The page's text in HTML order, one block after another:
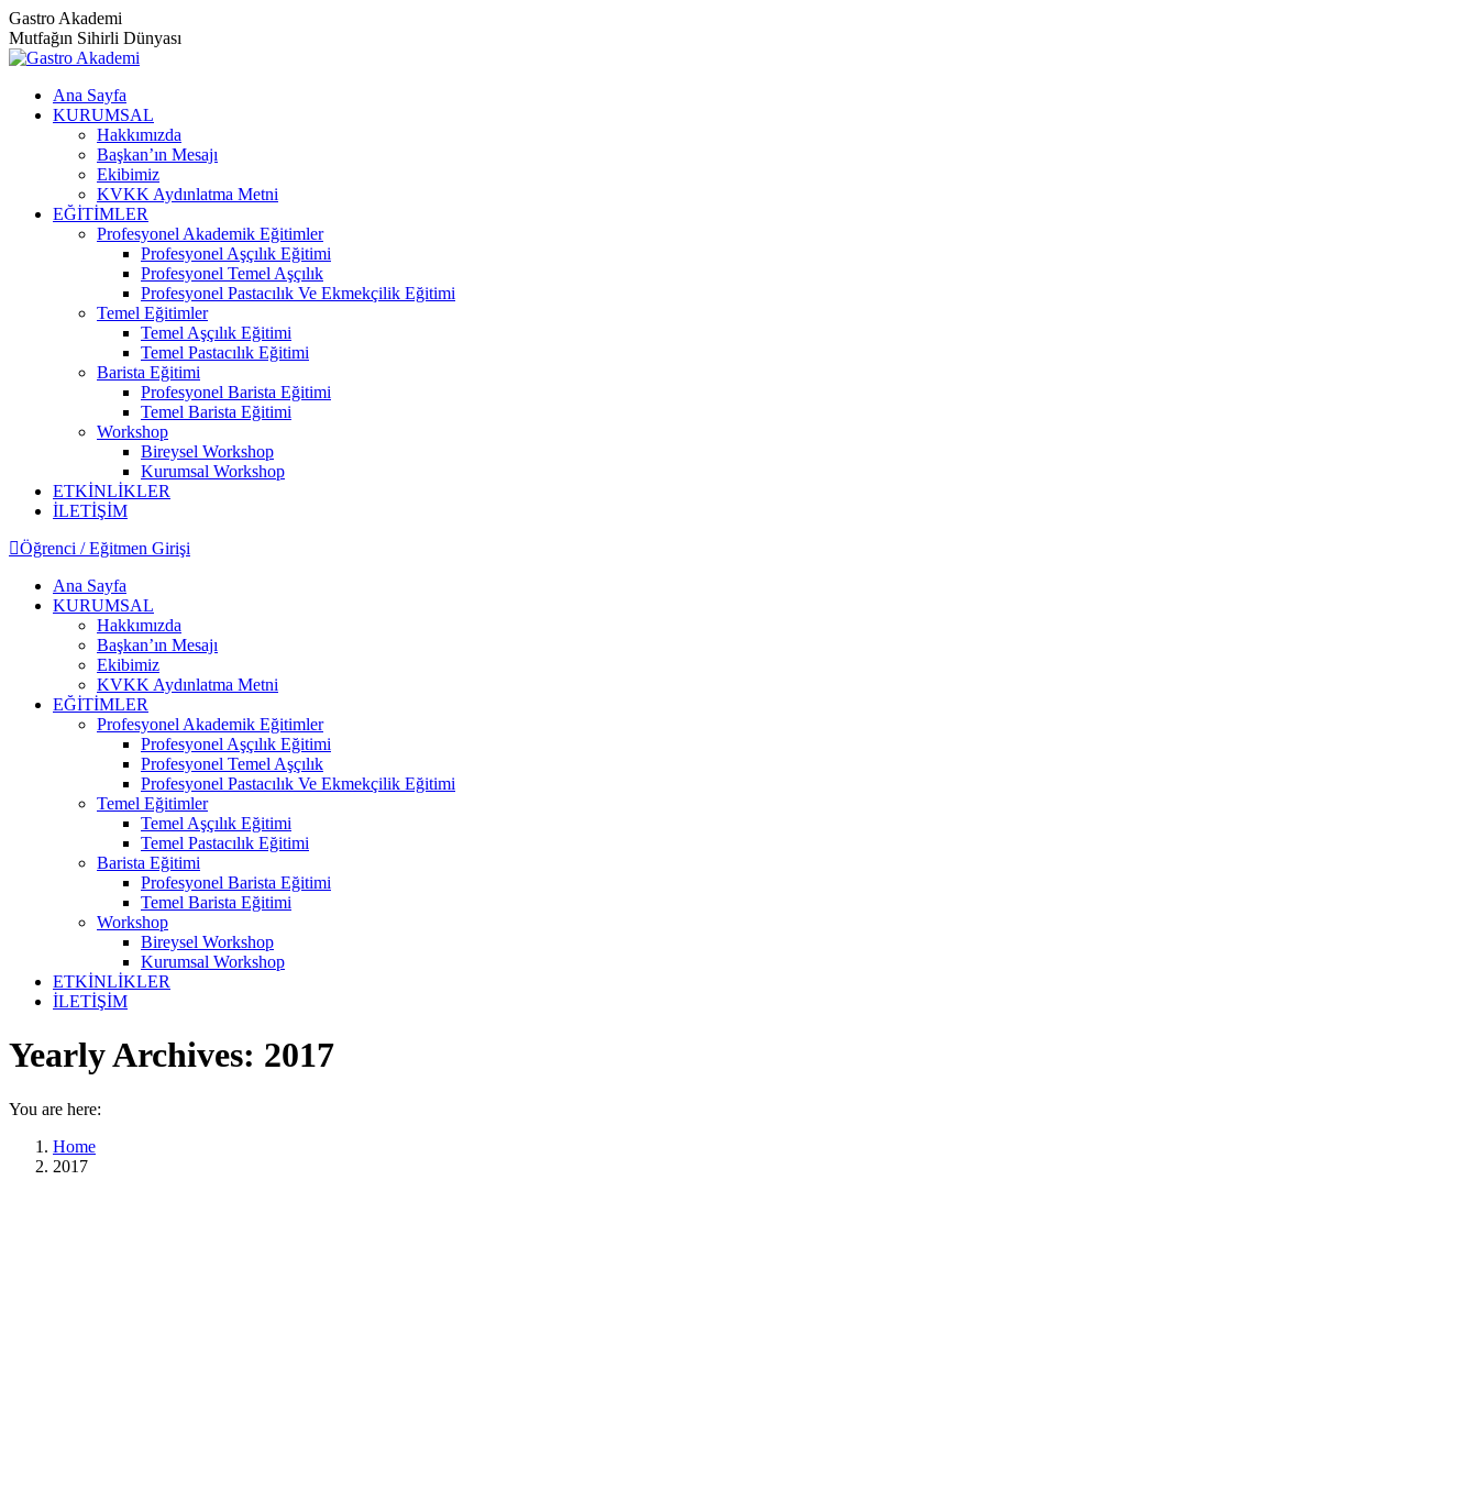
Skip
to
content
Gastro Akademi
Mutfağın Sihirli Dünyası
Ana Sayfa
KURUMSAL
Hakkımızda
Başkan’ın Mesajı
Ekibimiz
KVKK Aydınlatma Metni
EĞİTİMLER
Profesyonel Akademik Eğitimler
Profesyonel Aşçılık Eğitimi
Profesyonel Temel Aşçılık
Profesyonel Pastacılık Ve Ekmekçilik Eğitimi
Temel Eğitimler
Temel Aşçılık Eğitimi
Temel Pastacılık Eğitimi
Barista Eğitimi
Profesyonel Barista Eğitimi
Temel Barista Eğitimi
Workshop
Bireysel Workshop
Kurumsal Workshop
ETKİNLİKLER
İLETİŞİM
Öğrenci / Eğitmen Girişi
Ana Sayfa
KURUMSAL
Hakkımızda
Başkan’ın Mesajı
Ekibimiz
KVKK Aydınlatma Metni
EĞİTİMLER
Profesyonel Akademik Eğitimler
Profesyonel Aşçılık Eğitimi
Profesyonel Temel Aşçılık
Profesyonel Pastacılık Ve Ekmekçilik Eğitimi
Temel Eğitimler
Temel Aşçılık Eğitimi
Temel Pastacılık Eğitimi
Barista Eğitimi
Profesyonel Barista Eğitimi
Temel Barista Eğitimi
Workshop
Bireysel Workshop
Kurumsal Workshop
ETKİNLİKLER
İLETİŞİM
Yearly Archives: 2017
You are here:
Home
2017